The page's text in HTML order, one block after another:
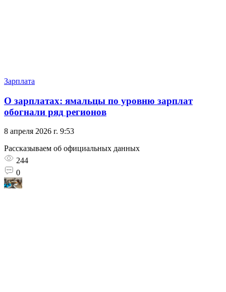
Зарплата
О зарплатах: ямальцы по уровню зарплат
обогнали ряд регионов
8 апреля 2026 г. 9:53
Рассказываем об официальных данных
244
0